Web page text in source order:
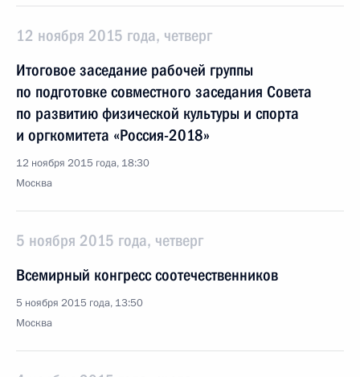
12 ноября 2015 года, четверг
Итоговое заседание рабочей группы
по подготовке совместного заседания Совета
по развитию физической культуры и спорта
и оргкомитета «Россия-2018»
12 ноября 2015 года, 18:30
Москва
5 ноября 2015 года, четверг
Всемирный конгресс соотечественников
5 ноября 2015 года, 13:50
Москва